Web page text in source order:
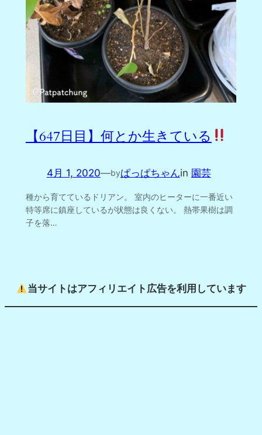
【647日目】何とか生きている
4月 1, 2020—byぱっぱちゃんin 園芸
種から育てているドリアン。 室内のヒーターに一番近い
特等席に鎮座しているが状態は良くない。 熱帯果樹は調
子を落…
当サイトはアフィリエイト広告を利用しています